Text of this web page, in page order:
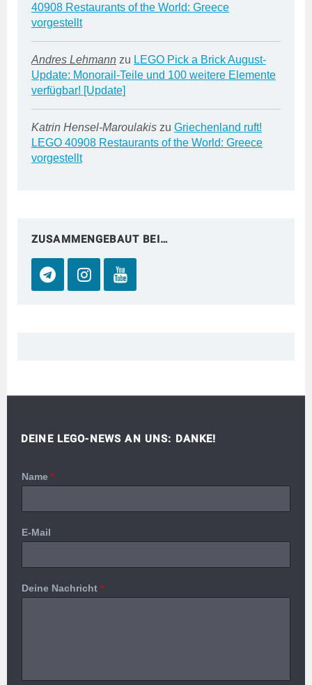
40908 Restaurants of the World: Greece
vorgestellt
Andres Lehmann zu LEGO Pick a Brick August-
Update: Monorail-Teile und 100 weitere Elemente
verfügbar! [Update]
Katrin Hensel-Maroulakis zu Griechenland ruft!
LEGO 40908 Restaurants of the World: Greece
vorgestellt
ZUSAMMENGEBAUT BEI…
DEINE LEGO-NEWS AN UNS: DANKE!
Name *
E-Mail
Deine Nachricht *